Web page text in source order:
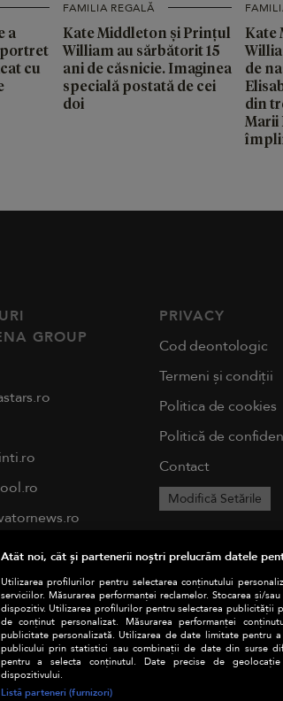
a
portret
cu
FAMILIA REGALĂ
Kate Middleton și Prințul
William au sărbătorit 15
ani de căsnicie. Imaginea
specială postată de cei
doi
Kate
de
din
Marii
GROUP
PRIVACY
Cod deontologic
Termeni și condiții
Politica de cookies
Politică de
Contact
Modifică Setările
Atât noi, cât și partenerii noștri prelucrăm datele
Utilizarea profilurilor pentru selectarea conținutului
serviciilor. Măsurarea performanței reclamelor. Stocarea și/
dispozitiv. Utilizarea profilurilor pentru selectarea publicității
de conținut personalizat. Măsurarea performanței
publicitate personalizată. Utilizarea de date limitate pentru
publicului prin statistici sau combinații de date din surse
pentru a selecta conținutul. Date precise de
dispozitivului.
Listă parteneri (furnizori)